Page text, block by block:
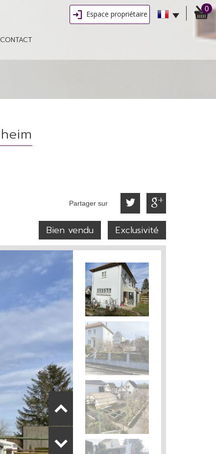
Espace propriétaire
0
CONTACT
Partager sur
Bien vendu Exclusivité